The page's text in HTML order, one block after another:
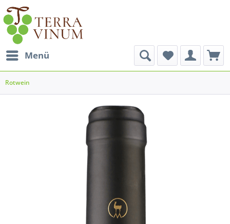
Menü
Rotwein